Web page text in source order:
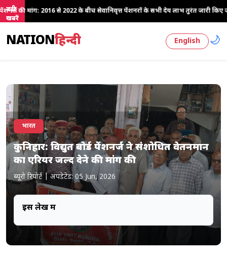
बड़ी
खबरें
के बीच सेवानिवृत्त पेंशनरों के सभी देय लाभ तुरंत जारी किए जाएं ●फर्जी PhD
NATIONहिन्दी English 🌙
भारत
कुनिहार: विद्युत बोर्ड पेंशनर्ज ने संशोधित वेतनमान
का एरियर जल्द देने की मांग की
ब्यूरो रिपोर्ट | अपडेटेड: 05 Jun, 2026
इस लेख में